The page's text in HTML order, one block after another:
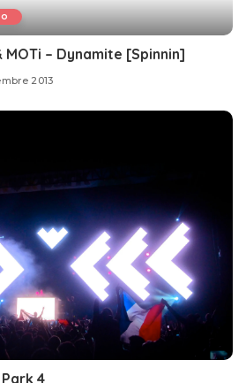
– Dynamite [Spinnin]
2013
4